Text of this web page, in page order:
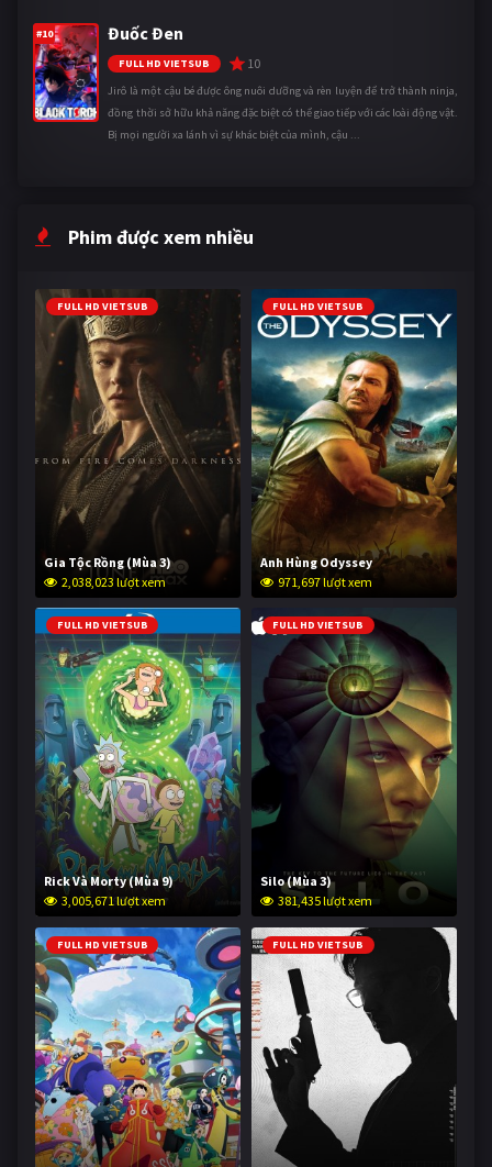
#10 Đuốc Đen
FULL HD VIETSUB 10
Jirô là một cậu bé được ông nuôi dưỡng và rèn luyện để trở thành ninja,
đồng thời sở hữu khả năng đặc biệt có thể giao tiếp với các loài động vật.
Bị mọi người xa lánh vì sự khác biệt của mình, cậu ...
Phim được xem nhiều
FULL HD VIETSUB
Gia Tộc Rồng (Mùa 3)
2,038,023 lượt xem
FULL HD VIETSUB
Anh Hùng Odyssey
971,697 lượt xem
FULL HD VIETSUB
Rick Và Morty (Mùa 9)
3,005,671 lượt xem
FULL HD VIETSUB
Silo (Mùa 3)
381,435 lượt xem
FULL HD VIETSUB FULL HD VIETSUB